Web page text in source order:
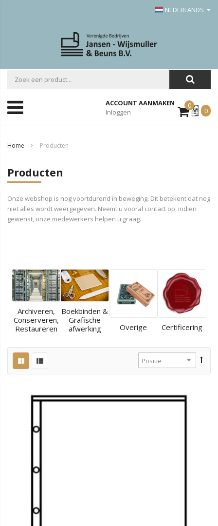
NEDERLANDS
ACCOUNT AANMAKEN
Inloggen
0Mijn
Offerte
0
Home Producten
Producten
Onze webshop is nog voortdurend in beweging. Dit betekent dat nog
niet alles wordt weergegeven. Neemt u vooral contact op, indien
gewenst, onze medewerkers helpen u graag.
Archiveren,
Conserveren,
Restaureren
Boekbinden &
Grafische
afwerking
Overige Certificering